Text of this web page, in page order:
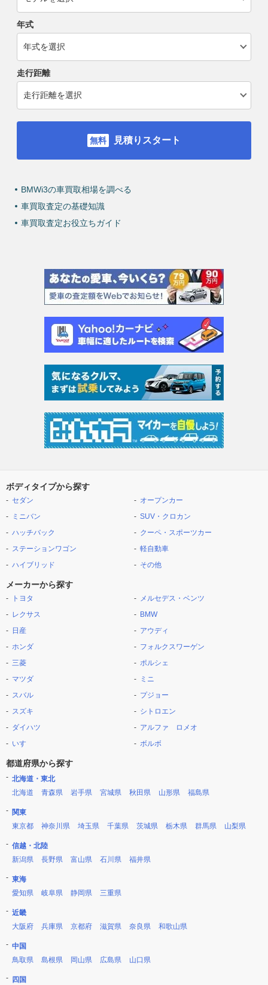
年式
走行距離
見積りスタート
BMWi3の車買取相場を調べる
車買取査定の基礎知識
車買取査定お役立ちガイド
ボディタイプから探す
セダン
ミニバン
ハッチバック
ステーションワゴン
ハイブリッド
オープンカー
SUV・クロカン
クーペ・スポーツカー
軽自動車
その他
メーカーから探す
トヨタ
レクサス
日産
ホンダ
三菱
マツダ
スバル
スズキ
ダイハツ
いすゞ
メルセデス・ベンツ
BMW
アウディ
フォルクスワーゲン
ポルシェ
ミニ
プジョー
シトロエン
アルファ ロメオ
ボルボ
都道府県から探す
北海道・東北
北海道
青森県 岩手県 宮城県 秋田県 山形県 福島県
関東
東京都
神奈川県 埼玉県 千葉県 茨城県 栃木県 群馬県 山梨県
信越・北陸
新潟県
長野県 富山県 石川県 福井県
東海
愛知県
岐阜県 静岡県 三重県
近畿
大阪府
兵庫県 京都府 滋賀県 奈良県 和歌山県
中国
鳥取県
島根県 岡山県 広島県 山口県
四国